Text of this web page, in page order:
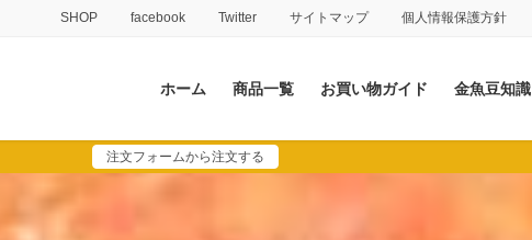
SHOP facebook Twitter サイトマップ 個人情報保護方針
ホーム 商品一覧 お買い物ガイド 金魚豆知識
注文フォームから注文する